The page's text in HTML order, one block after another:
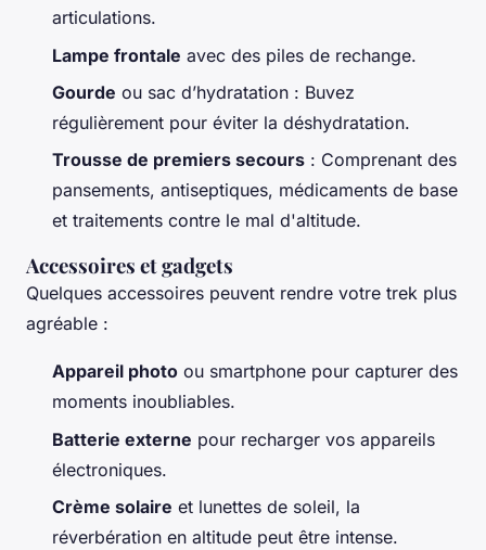
articulations.
Lampe frontale avec des piles de rechange.
Gourde ou sac d’hydratation : Buvez
régulièrement pour éviter la déshydratation.
Trousse de premiers secours : Comprenant des
pansements, antiseptiques, médicaments de base
et traitements contre le mal d'altitude.
Accessoires et gadgets
Quelques accessoires peuvent rendre votre trek plus
agréable :
Appareil photo ou smartphone pour capturer des
moments inoubliables.
Batterie externe pour recharger vos appareils
électroniques.
Crème solaire et lunettes de soleil, la
réverbération en altitude peut être intense.